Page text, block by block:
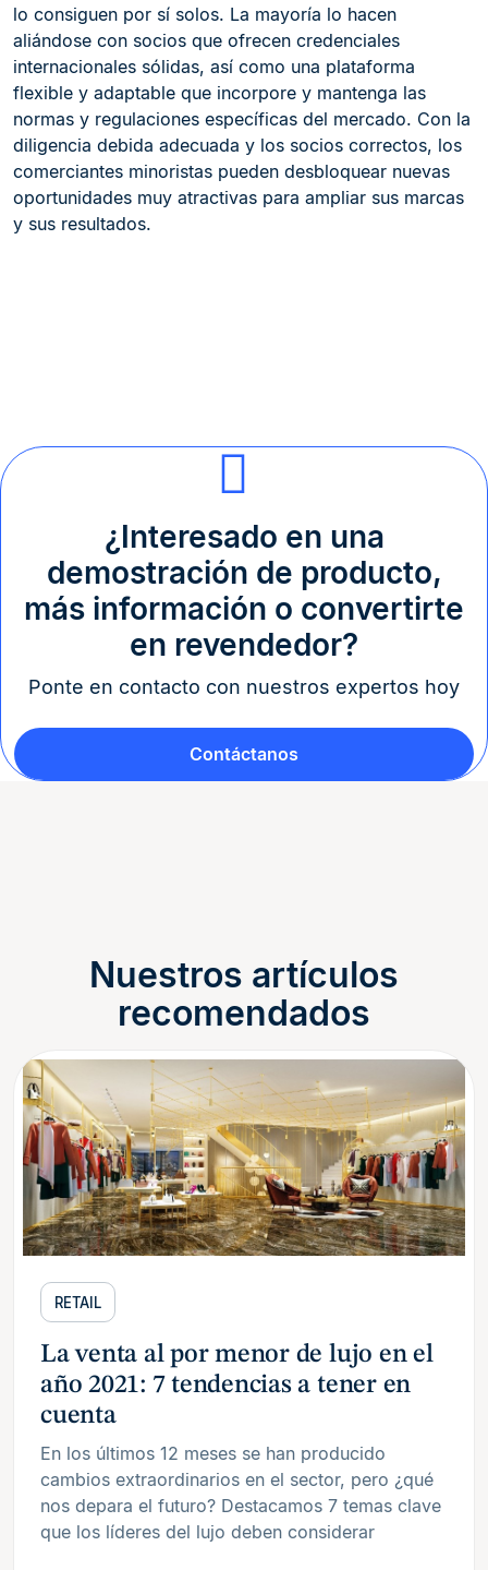
lo consiguen por sí solos. La mayoría lo hacen
aliándose con socios que ofrecen credenciales
internacionales sólidas, así como una plataforma
flexible y adaptable que incorpore y mantenga las
normas y regulaciones específicas del mercado. Con la
diligencia debida adecuada y los socios correctos, los
comerciantes minoristas pueden desbloquear nuevas
oportunidades muy atractivas para ampliar sus marcas
y sus resultados.
¿Interesado en una
demostración de producto,
más información o convertirte
en revendedor?
Ponte en contacto con nuestros expertos hoy
Contáctanos
Nuestros artículos
recomendados
RETAIL
La venta al por menor de lujo en el
año 2021: 7 tendencias a tener en
cuenta
En los últimos 12 meses se han producido
cambios extraordinarios en el sector, pero ¿qué
nos depara el futuro? Destacamos 7 temas clave
que los líderes del lujo deben considerar